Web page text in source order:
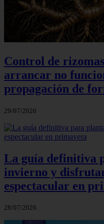
Control de
arrancar no
propagación de
29/07/2026
La guía definitiva
invierno y
espectacular en
28/07/2026